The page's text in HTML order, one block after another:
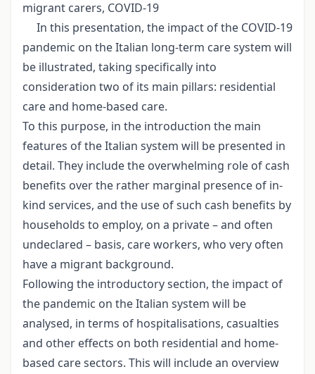
migrant carers, COVID-19
In this presentation, the impact of the COVID-19
pandemic on the Italian long-term care system will
be illustrated, taking specifically into
consideration two of its main pillars: residential
care and home-based care.
To this purpose, in the introduction the main
features of the Italian system will be presented in
detail. They include the overwhelming role of cash
benefits over the rather marginal presence of in-
kind services, and the use of such cash benefits by
households to employ, on a private – and often
undeclared – basis, care workers, who very often
have a migrant background.
Following the introductory section, the impact of
the pandemic on the Italian system will be
analysed, in terms of hospitalisations, casualties
and other effects on both residential and home-
based care sectors. This will include an overview